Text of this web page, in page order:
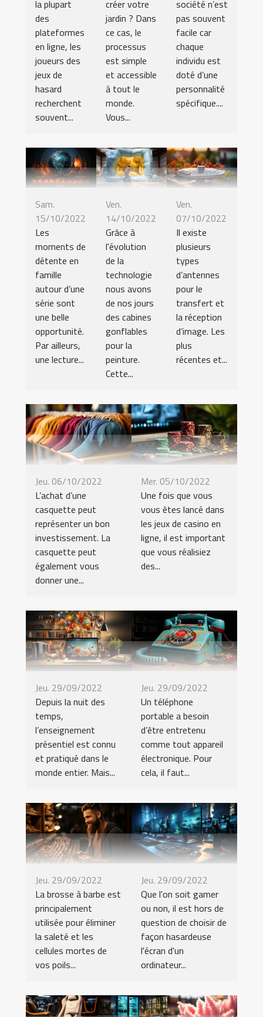
la plupart
des
plateformes
en ligne, les
joueurs des
jeux de
hasard
recherchent
souvent...
créer votre
jardin ? Dans
ce cas, le
processus
est simple
et accessible
à tout le
monde.
Vous...
société n’est
pas souvent
facile car
chaque
individu est
doté d’une
personnalité
spécifique....
Sam.
15/10/2022
Les
moments de
détente en
famille
autour d’une
série sont
une belle
opportunité.
Par ailleurs,
une lecture...
Ven.
14/10/2022
Grâce à
l'évolution
de la
technologie
nous avons
de nos jours
des cabines
gonflables
pour la
peinture.
Cette...
Ven.
07/10/2022
Il existe
plusieurs
types
d’antennes
pour le
transfert et
la réception
d’image. Les
plus
récentes et...
Jeu. 06/10/2022
L’achat d’une
casquette peut
représenter un bon
investissement. La
casquette peut
également vous
donner une...
Mer. 05/10/2022
Une fois que vous
vous êtes lancé dans
les jeux de casino en
ligne, il est important
que vous réalisiez
des...
Jeu. 29/09/2022
Depuis la nuit des
temps,
l’enseignement
présentiel est connu
et pratiqué dans le
monde entier. Mais...
Jeu. 29/09/2022
Un téléphone
portable a besoin
d’être entretenu
comme tout appareil
électronique. Pour
cela, il faut...
Jeu. 29/09/2022
La brosse à barbe est
principalement
utilisée pour éliminer
la saleté et les
cellules mortes de
vos poils...
Jeu. 29/09/2022
Que l'on soit gamer
ou non, il est hors de
question de choisir de
façon hasardeuse
l'écran d'un
ordinateur...